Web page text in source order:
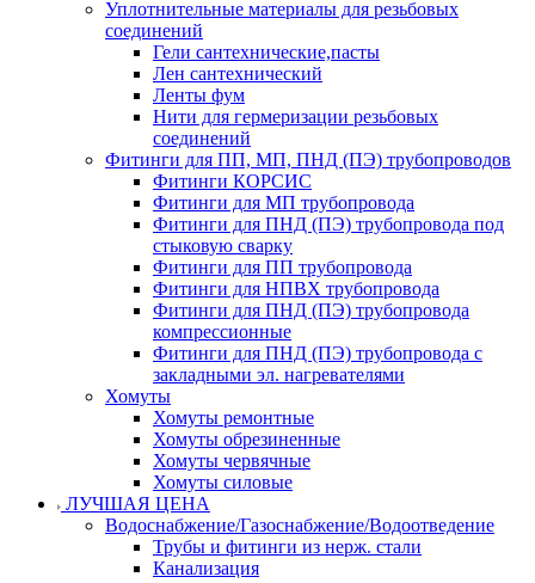
Уплотнительные материалы для резьбовых
соединений
Гели сантехнические,пасты
Лен сантехнический
Ленты фум
Нити для гермеризации резьбовых
соединений
Фитинги для ПП, МП, ПНД (ПЭ) трубопроводов
Фитинги КОРСИС
Фитинги для МП трубопровода
Фитинги для ПНД (ПЭ) трубопровода под
стыковую сварку
Фитинги для ПП трубопровода
Фитинги для НПВХ трубопровода
Фитинги для ПНД (ПЭ) трубопровода
компрессионные
Фитинги для ПНД (ПЭ) трубопровода с
закладными эл. нагревателями
Хомуты
Хомуты ремонтные
Хомуты обрезиненные
Хомуты червячные
Хомуты силовые
ЛУЧШАЯ ЦЕНА
Водоснабжение/Газоснабжение/Водоотведение
Трубы и фитинги из нерж. стали
Канализация